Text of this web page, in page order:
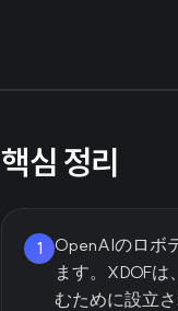
핵심 정리
1
OpenAIのロボ
ます。XDOF
むために設立さ